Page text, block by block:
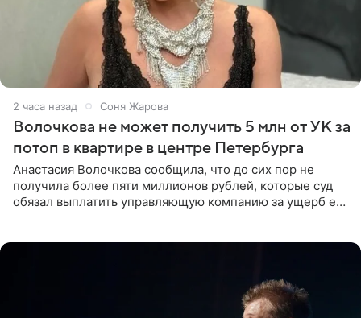
2 часа назад Соня Жарова
Волочкова не может получить 5 млн от УК за
потоп в квартире в центре Петербурга
Анастасия Волочкова сообщила, что до сих пор не
получила более пяти миллионов рублей, которые суд
обязал выплатить управляющую компанию за ущерб ее